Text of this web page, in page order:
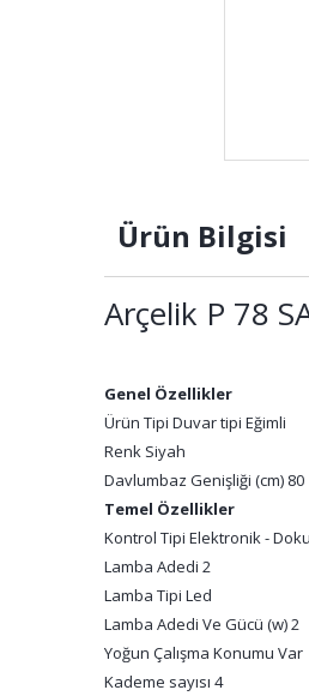
Ürün Bilgisi
Arçelik P 78
Genel Özellikler
Ürün Tipi Duvar tipi Eğimli
Renk Siyah
Davlumbaz Genişliği (cm) 80
Temel Özellikler
Kontrol Tipi Elektronik -
Lamba Adedi 2
Lamba Tipi Led
Lamba Adedi Ve Gücü (w) 2
Yoğun Çalışma Konumu Var
Kademe sayısı 4